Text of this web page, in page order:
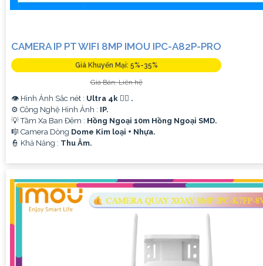
CAMERA IP PT WIFI 8MP IMOU IPC-A82P-PRO
Giá Khuyến Mại: 5%-35%
Giá Bán: Liên hệ
👁 Hình Ảnh Sắc nét : Ultra 4k 👍🏾 .
⚙ Công Nghệ Hình Ảnh : IP.
💡 Tầm Xa Ban Đêm : Hồng Ngoại 10m Hồng Ngoại SMD.
🎼️ Camera Dòng Dome Kim loại + Nhựa.
️👮 Khả Năng : Thu Âm.